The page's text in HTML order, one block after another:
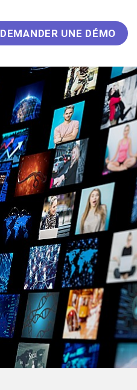
DEMANDER UNE DÉMO